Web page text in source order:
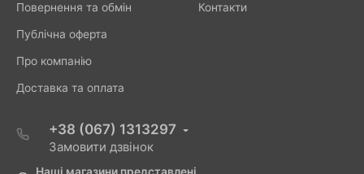
Повернення та обмін
Публічна оферта
Про компанію
Доставка та оплата
Контакти
+38 (067) 1313297
Замовити дзвінок